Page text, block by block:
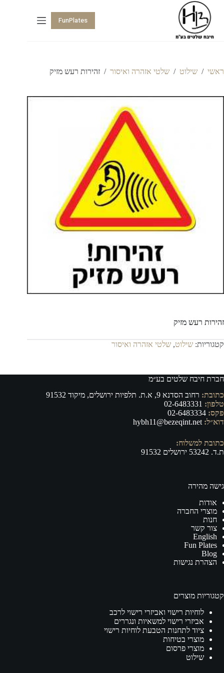
FunPlates
ראשי / שילוט / שלטי אזהרה ואיסור / זהירות רעש מזיק
זהירות רעש מזיק
קטגוריות: שילוט, שלטי אזהרה ואיסור
חברת חיבח שלטים בע״מ
כתובת: רחוב הסדנא 9, א.ת. תלפיות ירושלים, מיקוד 91532
טלפון: 02-6483331
פקס:
דוא״ל: hybh11@bezeqint.net
כתובת למשלוח:
ת.ד. 53242 ירושלים 91532
גישה מהירה
אודות
מוצרי החברה
חנות
צור קשר
English
Fun Plates
Blog
הצהרת נגישות
קטגוריות מוצרים
לוחיות רישוי ואביזרי רישוי לרכב
אביזרי רישוי למשאיות ונגררים
ציוד לתחנות הטבעת לוחיות רישוי
מוצרי בטיחות
מוצרי פרסום
שילוט